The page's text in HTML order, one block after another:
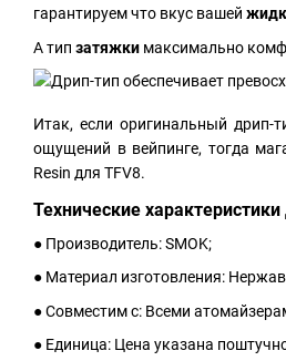
гарантируем что вкус вашей
А тип затяжки максимально
Итак, если оригинальный дрип-
ощущений в вейпинге, тогда
Resin для TFV8.
Технические
● Производитель: SMOK;
● Материал изготовления:
● Совместим с: Всеми
● Единица: Цена указана